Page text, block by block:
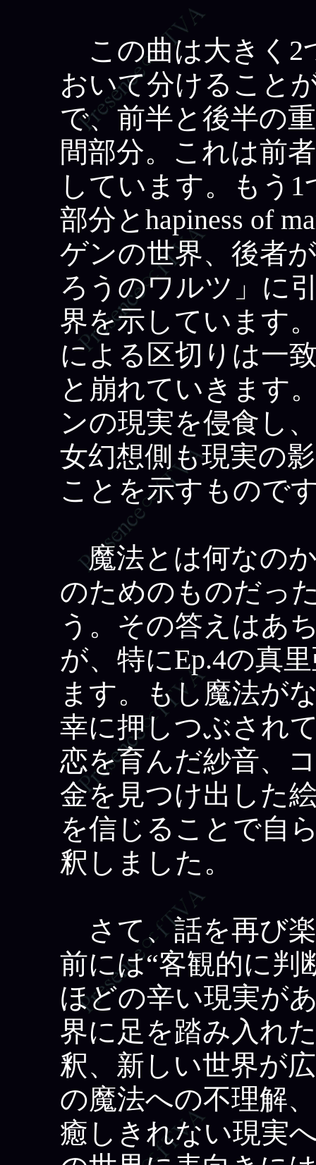
この曲は大きく2
おいて分けること
で、前半と後半の
間部分。これは前
しています。もう1
部分とhapiness of
ゲンの世界、後者
ろうのワルツ」に
界を示しています
による区切りは一
と崩れていきます
ンの現実を侵食し
女幻想側も現実の
ことを示すもので
魔法とは何なの
のためのものだっ
う。その答えはあ
が、特にEp.4の真
ます。もし魔法が
幸に押しつぶされ
恋を育んだ紗音、
金を見つけ出した
を信じることで自
釈しました。
さて、話を再び
前には“客観的に判
ほどの辛い現実が
界に足を踏み入れ
釈、新しい世界が
の魔法への不理解
癒しきれない現実